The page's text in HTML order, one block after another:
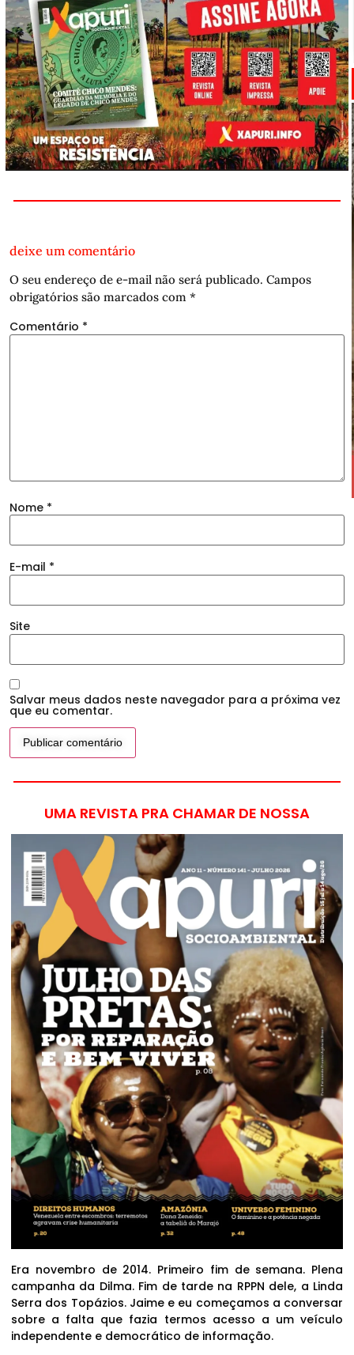
deixe um comentário
O seu endereço de e-mail não será publicado. Campos
obrigatórios são marcados com *
Comentário *
Nome *
E-mail *
Site
Salvar meus dados neste navegador para a próxima vez
que eu comentar.
UMA REVISTA PRA CHAMAR DE NOSSA
Era novembro de 2014. Primeiro fim de semana. Plena
campanha da Dilma. Fim de tarde na RPPN dele, a Linda
Serra dos Topázios. Jaime e eu começamos a conversar
sobre a falta que fazia termos acesso a um veículo
independente e democrático de informação.